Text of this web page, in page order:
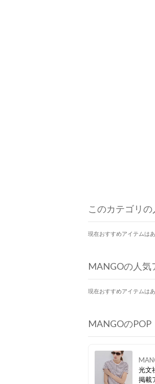
このカテゴリ
現在おすすめアイテムはあ
MANGOの人気
現在おすすめアイテムはあ
MANGOのPOP
光文
掲載